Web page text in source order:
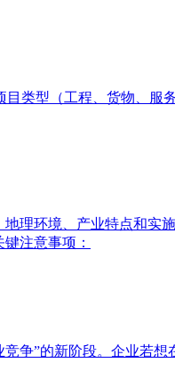
类型（工程、货物、服
理环境、产业特点和实
注意事项：
争”的新阶段。企业若